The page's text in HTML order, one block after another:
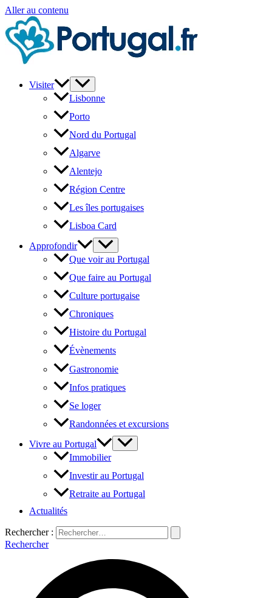
Aller au contenu
Visiter
Lisbonne
Porto
Nord du Portugal
Algarve
Alentejo
Région Centre
Les îles portugaises
Lisboa Card
Approfondir
Que voir au Portugal
Que faire au Portugal
Culture portugaise
Chroniques
Histoire du Portugal
Évènements
Gastronomie
Infos pratiques
Se loger
Randonnées et excursions
Vivre au Portugal
Immobilier
Investir au Portugal
Retraite au Portugal
Actualités
Rechercher :
Rechercher